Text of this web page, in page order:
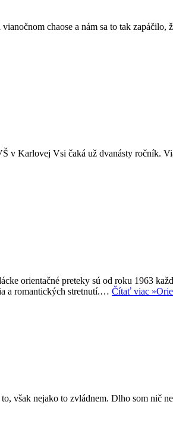
chaose a nám sa to tak zapáčilo,
v Karlovej Vsi čaká už dvanásty ročník.
preteky sú od roku 1963
a romantických stretnutí.… Čítať viac »
však nejako to zvládnem. Dlho som nič